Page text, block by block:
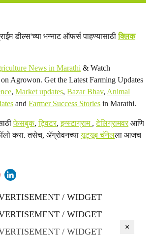
डील्स'च्या भन्नाट ऑफर्स पाहण्यासाठीक्लिक
News in Marathi & Watch
on Agrowon. Get the Latest Farming Updates
, Market updates, Bazar Bhav, Animal
and Farmer Success Stories in Marathi.
फेसबुक,ट्विटर,इन्स्टाग्राम ,टेलिग्रामवरआणि
करा. तसेच, ॲग्रोवनच्यायूट्यूब चॅनेलला आजच
/ WIDGET
/ WIDGET
/ WIDGET
×